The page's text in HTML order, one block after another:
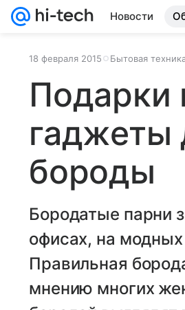
Новости
18 февраля 2015 Бытовая
Подарки
гаджеты
бороды
Бородатые парни
офисах, на модных
Правильная
мнению многих